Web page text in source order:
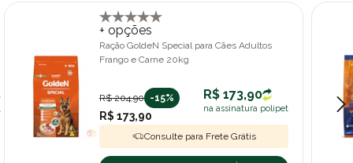
+ opções
Ração GoldeN Special para Cães Adultos
Frango e Carne 20kg
R$ 204,90 -15%
R$ 173,90
R$ 173,90
na assinatura polipet
Consulte para Frete Grátis